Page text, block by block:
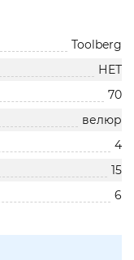
Toolberg
НЕТ
70
велюр
4
15
6